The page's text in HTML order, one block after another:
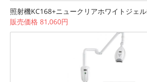
照射機KC168+ニュークリアホワイトジェ
販売価格 81,060円